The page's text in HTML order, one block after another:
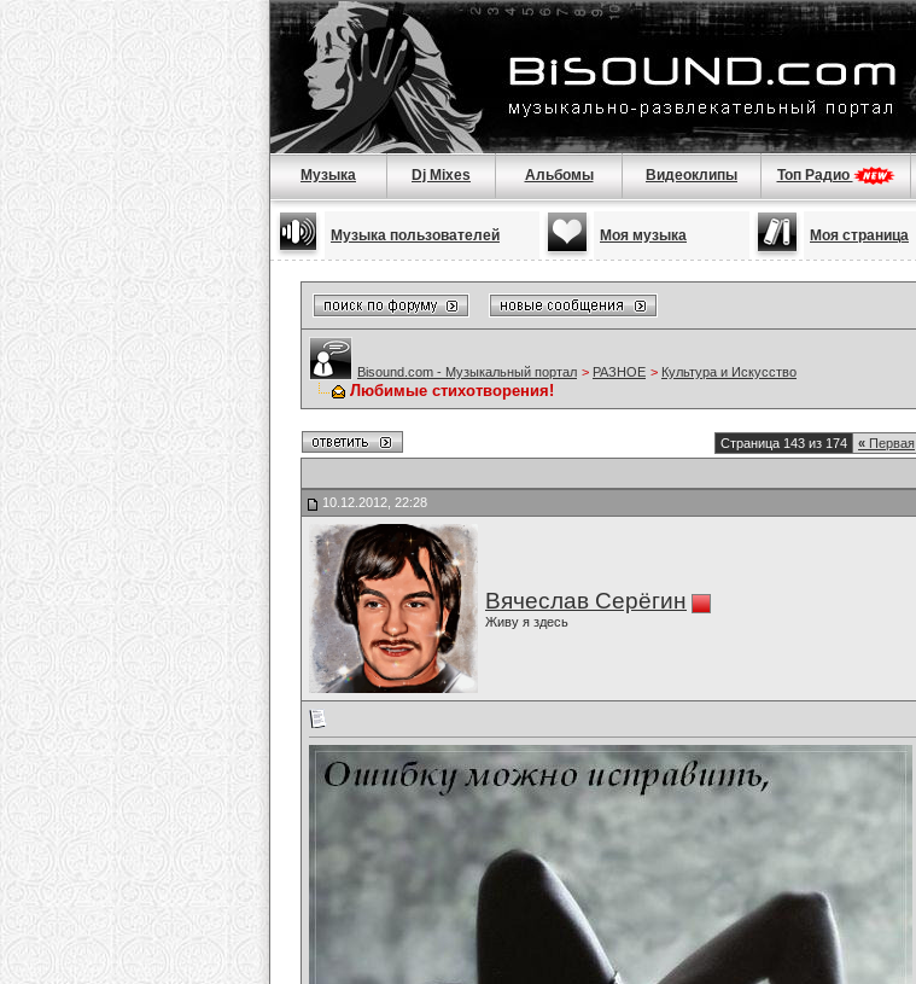
Музыка Dj Mixes Альбомы Видеоклипы Топ Радио
Музыка пользователей Моя музыка Моя страница
Bisound.com - Музыкальный портал > РАЗНОЕ > Культура и Искусство
Любимые стихотворения!
Страница 143 из 174 « Первая
10.12.2012, 22:28
Вячеслав Серёгин
Живу я здесь